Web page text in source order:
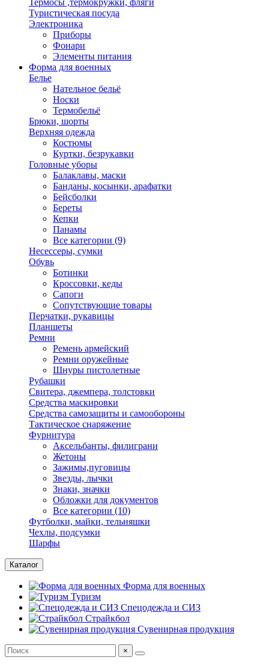
Термосы ,термокружки, фляги
Туристическая посуда
Электроника
Приборы
Фонари
Элементы питания
Форма для военных
Белье
Нательное бельё
Носки
Термобельё
Брюки, шорты
Верхняя одежда
Костюмы
Куртки, безрукавки
Головные уборы
Балаклавы, маски
Банданы, косынки, арафатки
Бейсболки
Береты
Кепки
Панамы
Все категории (9)
Несессеры, сумки
Обувь
Ботинки
Кроссовки, кеды
Сапоги
Сопутствующие товары
Перчатки, рукавицы
Планшеты
Ремни
Ремень армейский
Ремни оружейные
Шнуры пистолетные
Рубашки
Свитера, джемпера, толстовки
Средства маскировки
Средства самозащиты и самообороны
Тактическое снаряжение
Фурнитура
Аксельбанты, филиграни
Жетоны
Зажимы,пуговицы
Звезды, лычки
Знаки, значки
Обложки для документов
Все категории (10)
Футболки, майки, тельняшки
Чехлы, подсумки
Шарфы
Каталог
Форма для военных
Туризм
Спецодежда и СИЗ
Страйкбол
Сувенирная продукция
×